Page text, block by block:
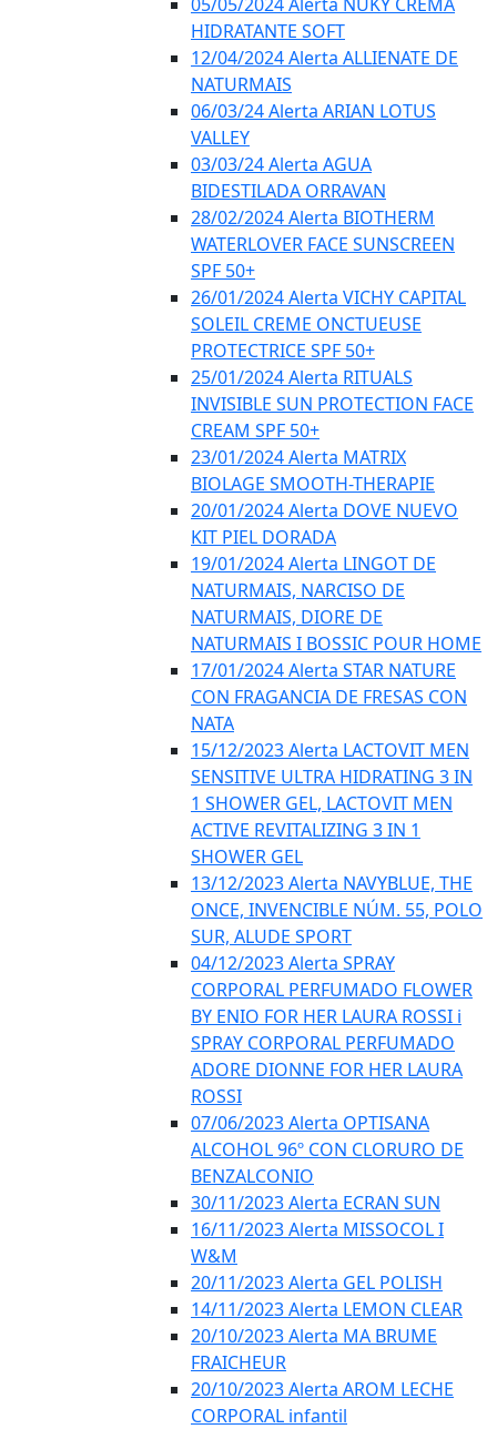
HIDRATANTE SOFT
12/04/2024 Alerta ALLIENATE DE
NATURMAIS
06/03/24 Alerta ARIAN LOTUS
VALLEY
03/03/24 Alerta AGUA
BIDESTILADA ORRAVAN
28/02/2024 Alerta BIOTHERM
WATERLOVER FACE SUNSCREEN
SPF 50+
26/01/2024 Alerta VICHY CAPITAL
SOLEIL CREME ONCTUEUSE
PROTECTRICE SPF 50+
25/01/2024 Alerta RITUALS
INVISIBLE SUN PROTECTION FACE
CREAM SPF 50+
23/01/2024 Alerta MATRIX
BIOLAGE SMOOTH-THERAPIE
20/01/2024 Alerta DOVE NUEVO
KIT PIEL DORADA
19/01/2024 Alerta LINGOT DE
NATURMAIS, NARCISO DE
NATURMAIS, DIORE DE
NATURMAIS I BOSSIC POUR HOME
17/01/2024 Alerta STAR NATURE
CON FRAGANCIA DE FRESAS CON
NATA
15/12/2023 Alerta LACTOVIT MEN
SENSITIVE ULTRA HIDRATING 3 IN
1 SHOWER GEL, LACTOVIT MEN
ACTIVE REVITALIZING 3 IN 1
SHOWER GEL
13/12/2023 Alerta NAVYBLUE, THE
ONCE, INVENCIBLE NÚM. 55, POLO
SUR, ALUDE SPORT
04/12/2023 Alerta SPRAY
CORPORAL PERFUMADO FLOWER
BY ENIO FOR HER LAURA ROSSI i
SPRAY CORPORAL PERFUMADO
ADORE DIONNE FOR HER LAURA
ROSSI
07/06/2023 Alerta OPTISANA
ALCOHOL 96º CON CLORURO DE
BENZALCONIO
30/11/2023 Alerta ECRAN SUN
16/11/2023 Alerta MISSOCOL I
W&M
20/11/2023 Alerta GEL POLISH
14/11/2023 Alerta LEMON CLEAR
20/10/2023 Alerta MA BRUME
FRAICHEUR
20/10/2023 Alerta AROM LECHE
CORPORAL infantil